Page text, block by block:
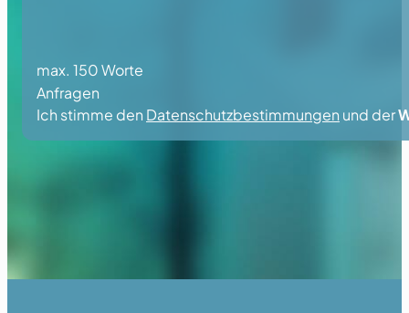
max. 150 Worte
Anfragen
Ich stimme den Datenschutzbestimmungen und der